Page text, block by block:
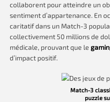
collaborent pour atteindre un
sentiment d’appartenance. En
caritatif dans un Match-3
collectivement 50 millions de
médicale, prouvant que le
d’impact positif.
Match-3
puzzle